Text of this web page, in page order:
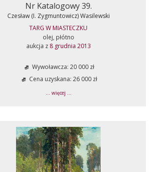
Nr Katalogowy 39.
Czesław (I. Zygmuntowicz) Wasilewski
TARG W MIASTECZKU
olej, płótno
aukcja z 8 grudnia 2013
Wywoławcza: 20 000 zł
Cena uzyskana: 26 000 zł
... więcej ...